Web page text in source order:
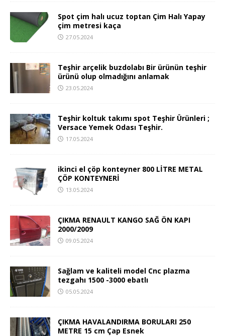
Spot çim halı ucuz toptan Çim Halı Yapay
çim metresi kaça
27.05.2024
Teşhir arçelik buzdolabı Bir ürünün teşhir
ürünü olup olmadığını anlamak
23.05.2024
Teşhir koltuk takımı spot Teşhir Ürünleri ;
Versace Yemek Odası Teşhir.
17.05.2024
ikinci el çöp konteyner 800 LİTRE METAL
ÇÖP KONTEYNERİ
13.05.2024
ÇIKMA RENAULT KANGO SAĞ ÖN KAPI
2000/2009
09.05.2024
Sağlam ve kaliteli model Cnc plazma
tezgahı 1500 -3000 ebatlı
05.05.2024
ÇIKMA HAVALANDIRMA BORULARI 250
METRE 15 cm Çap Esnek